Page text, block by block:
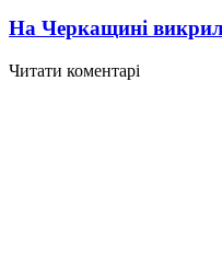
На Черкащині
Читати коментарі